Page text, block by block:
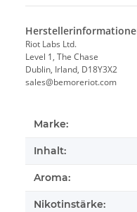
Riot Labs Ltd.
Level 1, The Chase
Dublin, Irland, D18Y3X2
sales@bemoreriot.com
Marke:
Inhalt:
Aroma:
Nikotinstärke: